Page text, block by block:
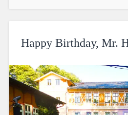
Happy Birthday, Mr.